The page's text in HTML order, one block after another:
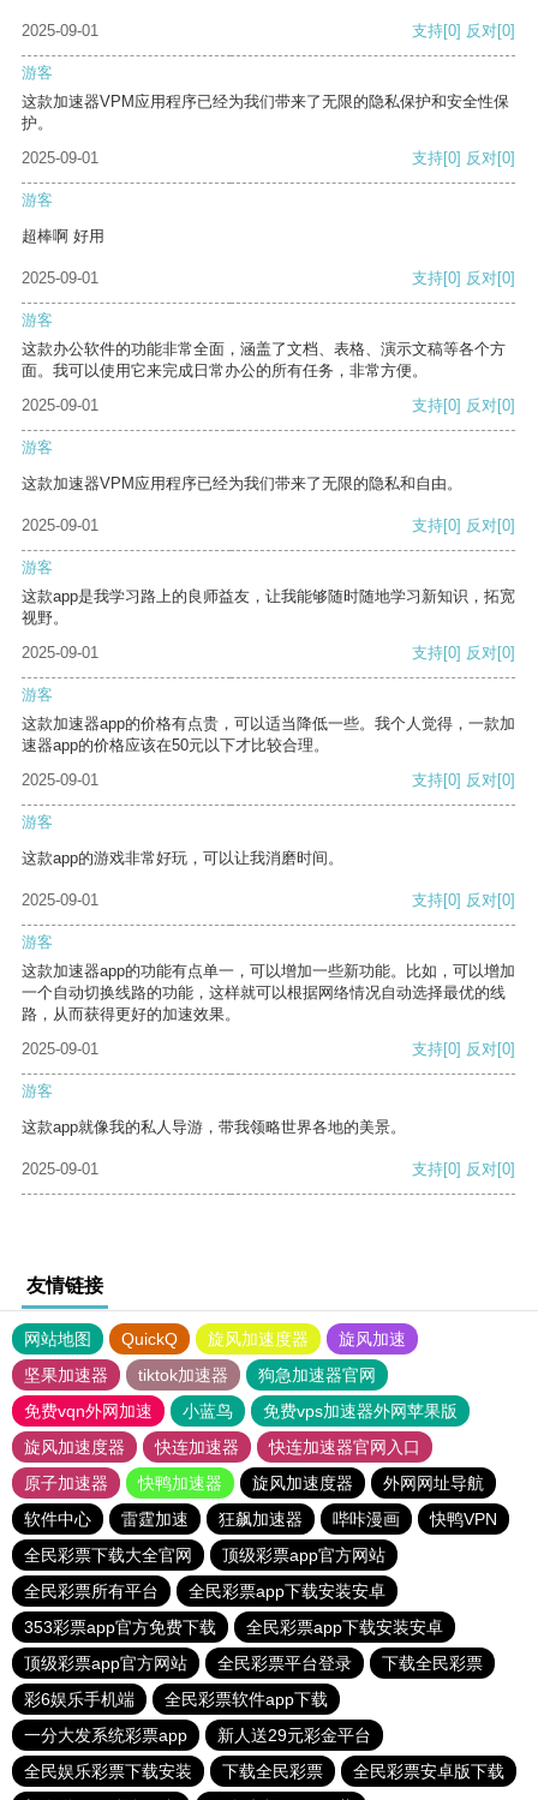
2025-09-01 支持[0] 反对[0]
游客
这款加速器VPM应用程序已经为我们带来了无限的隐私保护和安全性保
护。
2025-09-01
支持[0] 反对[0]
游客
超棒啊 好用
2025-09-01 支持[0] 反对[0]
游客
这款办公软件的功能非常全面，涵盖了文档、表格、演示文稿等各个方
面。我可以使用它来完成日常办公的所有任务，非常方便。
2025-09-01
支持[0] 反对[0]
游客
这款加速器VPM应用程序已经为我们带来了无限的隐私和自由。
2025-09-01 支持[0] 反对[0]
游客
这款app是我学习路上的良师益友，让我能够随时随地学习新知识，拓宽
视野。
2025-09-01
支持[0] 反对[0]
游客
这款加速器app的价格有点贵，可以适当降低一些。我个人觉得，一款加
速器app的价格应该在50元以下才比较合理。
2025-09-01
支持[0] 反对[0]
游客
这款app的游戏非常好玩，可以让我消磨时间。
2025-09-01 支持[0] 反对[0]
游客
这款加速器app的功能有点单一，可以增加一些新功能。比如，可以增加
一个自动切换线路的功能，这样就可以根据网络情况自动选择最优的线
路，从而获得更好的加速效果。
2025-09-01
支持[0] 反对[0]
游客
这款app就像我的私人导游，带我领略世界各地的美景。
2025-09-01 支持[0] 反对[0]
友情链接
网站地图 QuickQ 旋风加速度器
旋风加速
坚果加速器
tiktok加速器
狗急加速器官网
免费vqn外网加速
小蓝鸟
免费vps加速器外网苹果版
旋风加速度器
快连加速器
快连加速器官网入口
原子加速器
快鸭加速器 旋风加速度器
外网网址导航
软件中心
雷霆加速 狂飙加速器 哔咔漫画
快鸭VPN
全民彩票下载大全官网
顶级彩票app官方网站
全民彩票所有平台
全民彩票app下载安装安卓
353彩票app官方免费下载
全民彩票app下载安装安卓
顶级彩票app官方网站
全民彩票平台登录
下载全民彩票
彩6娱乐手机端
全民彩票软件app下载
一分大发系统彩票app
新人送29元彩金平台
全民娱乐彩票下载安装
下载全民彩票
全民彩票安卓版下载